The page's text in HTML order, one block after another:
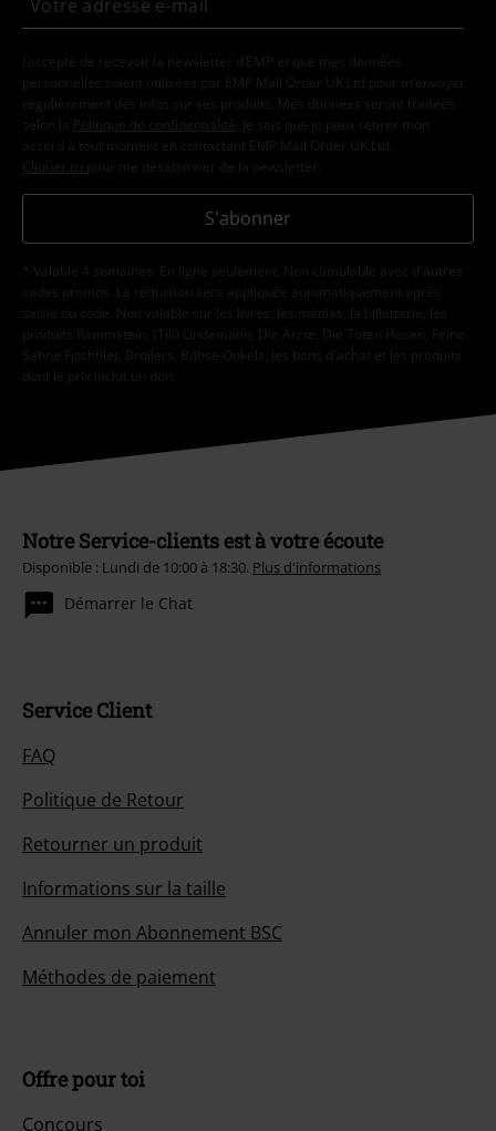
J’accepte de recevoir la newsletter d’EMP et que mes données
personnelles soient utilisées par EMP Mail Order UK Ltd pour m’envoyer
régulièrement des infos sur ses produits. Mes données seront traitées
selon la
Politique de confidentialité . Je sais que je peux retirer mon
accord à tout moment en contactant EMP Mail Order UK Ltd.
Cliquer ici pour me désabonner de la newsletter.
S'abonner
* Valable 4 semaines. En ligne seulement. Non cumulable avec d'autres
codes promos. La réduction sera appliquée automatiquement après
saisie du code. Non valable sur les livres, les médias, la billetterie, les
produits Rammstein, (Till) Lindemann, Die Ärzte, Die Toten Hosen, Feine
Sahne Fischfilet, Broilers, Böhse Onkelz, les bons d'achat et les produits
dont le prix inclut un don.
Notre Service-clients est à votre écoute
Disponible : Lundi de 10:00 à 18:30. Plus d'informations
Démarrer le Chat
Service Client
FAQ
Politique de Retour
Retourner un produit
Informations sur la taille
Annuler mon Abonnement BSC
Méthodes de paiement
Offre pour toi
Concours